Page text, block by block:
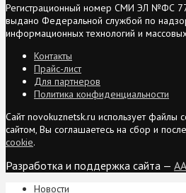
Регистрационный номер СМИ ЭЛ №ФС
выдано Федеральной службой по
информационных технологий и
Контакты
Прайс-лист
Для партнеров
Политика конфиденциальности
Сайт novokuznetsk.ru использует файлы
сайтом, Вы соглашаетесь на сбор и
cookie.
Разработка и поддержка сайта — AA
Новости